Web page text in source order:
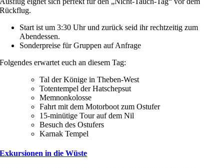
Rückflug.
Start ist um 3:30 Uhr und zurück seid ihr rechtzeitig zum
Abendessen.
Sonderpreise für Gruppen auf Anfrage
Folgendes erwartet euch an diesem Tag:
Tal der Könige in Theben-West
Totentempel der Hatschepsut
Memnonkolosse
Fahrt mit dem Motorboot zum Ostufer
15-minütige Tour auf dem Nil
Besuch des Ostufers
Karnak Tempel
Exkursionen in die Wüste